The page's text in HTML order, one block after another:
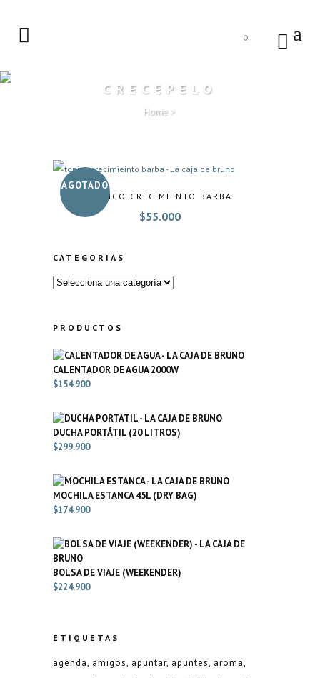
0
CRECEPELO
Home>
CATEGORÍAS
PRODUCTOS
CALENTADOR DE AGUA 2000W
$154.900
DUCHA PORTÁTIL (20 LITROS)
$299.900
MOCHILA ESTANCA 45L (DRY BAG)
$174.900
BOLSA DE VIAJE (WEEKENDER)
$224.900
ETIQUETAS
agenda amigos apuntar apuntes aroma
AGOTADO
TÓNICO CRECIMIENTO BARBA
$55.000